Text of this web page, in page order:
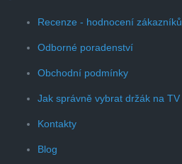
Recenze - hodnocení zákazníků
Odborné poradenství
Obchodní podmínky
Jak správně vybrat držák na TV
Kontakty
Blog